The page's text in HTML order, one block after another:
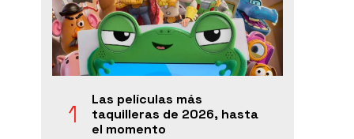
Las películas más
taquilleras de 2026, hasta
el momento